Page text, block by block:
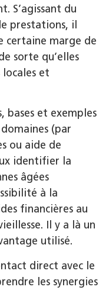
S’agissant du
prestations, il
certaine marge de
sorte qu’elles
locales et
bases et exemples
(par
ou aide de
identifier la
âgées
à la
financières au
Il y a là un
utilisé.
direct avec le
les synergies